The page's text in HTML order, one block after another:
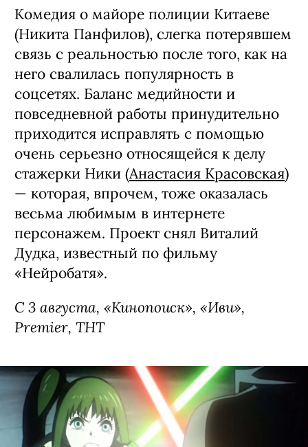
Комедия о майоре полиции Китаеве
(Никита Панфилов), слегка потерявшем
связь с реальностью после того, как на
него свалилась популярность в
соцсетях. Баланс медийности и
повседневной работы принудительно
приходится исправлять с помощью
очень серьезно относящейся к делу
стажерки Ники (Анастасия Красовская)
— которая, впрочем, тоже оказалась
весьма любимым в интернете
персонажем. Проект снял Виталий
Дудка, известный по фильму
«Нейробатя».
С 3 августа, «Кинопоиск», «Иви»,
Premier, ТНТ